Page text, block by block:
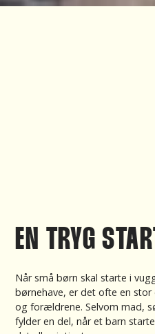
EN TRYG
Når små børn skal starte i
børnehave, er det ofte en
og forældrene. Selvom mad,
fylder en del, når et barn